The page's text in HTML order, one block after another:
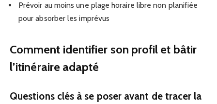
Prévoir au moins une plage horaire libre non planifiée
pour absorber les imprévus
Comment identifier son profil et bâtir
l’itinéraire adapté
Questions clés à se poser avant de tracer la